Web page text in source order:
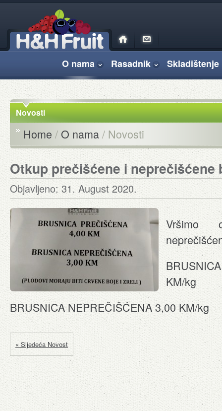
O nama Rasadnik Skladištenje
Novosti
Home /O nama/ Novosti
Otkup prečišćene i neprečišćene
Objavljeno: 31. August 2020.
Vršimo
KM/kg
BRUSNICA NEPREČIŠĆENA 3,00 KM/kg
« Sljedeća Novost